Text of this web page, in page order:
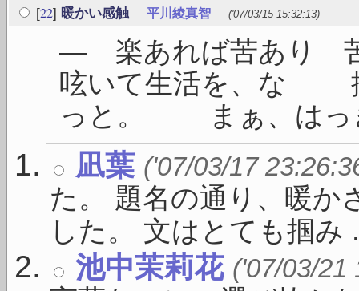
[22] 暖かい感触 平川綾真智 ('07/03/15 15:32:13)
― 楽あれば苦あり
呟いて生活を、な
っと。 まぁ、はっ
凪葉 ('07/03/17
た。 題名の通り、暖か
した。 文はとても掴み
池中茉莉花 ('07/03/21